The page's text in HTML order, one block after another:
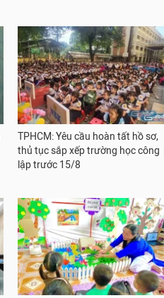
TPHCM: Yêu cầu hoàn tất hồ sơ,
thủ tục sắp xếp trường học công
lập trước 15/8